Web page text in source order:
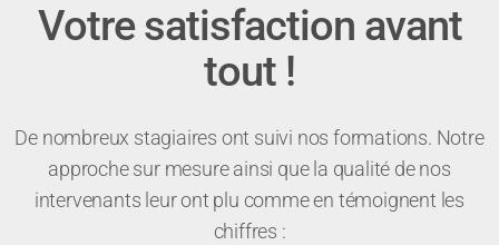
Votre satisfaction avant
tout !
De nombreux stagiaires ont suivi nos formations. Notre
approche sur mesure ainsi que la qualité de nos
intervenants leur ont plu comme en témoignent les
chiffres :